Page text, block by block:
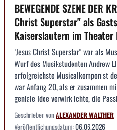
BEWEGENDE SZENE DER
Christ Superstar" als
Kaiserslautern im Theater
"Jesus Christ Superstar" war als
Wurf des Musikstudenten Andrew
erfolgreichste Musicalkomponist
war Anfang 20, als er zusammen
geniale Idee verwirklichte, die
Geschrieben vonALEXANDER WALTHER
Veröffentlichungsdatum:06.06.2026